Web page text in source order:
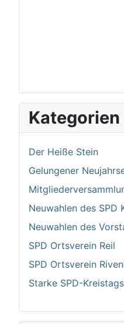
Kategorien
Der Heiße Stein
Gelungener
Neuwahlen des SPD
Neuwahlen des
SPD Ortsverein Reil
SPD Ortsverein
Starke SPD-